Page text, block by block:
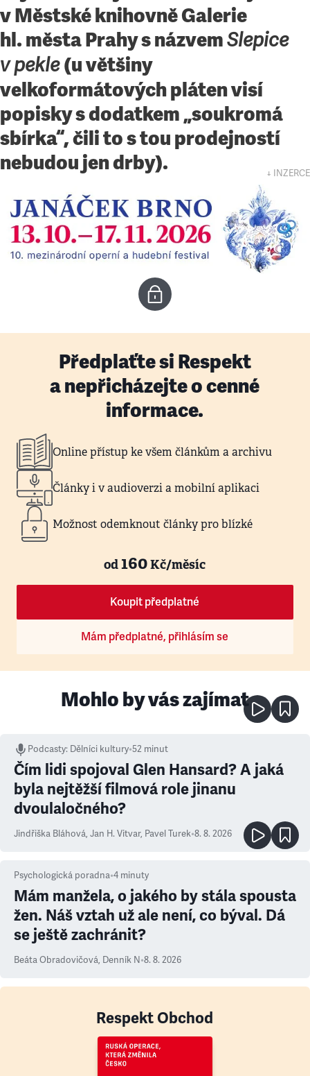
v Městské knihovně Galerie
hl. města Prahy s názvemSlepice
v pekle(u většiny
velkoformátových pláten visí
popisky s dodatkem „soukromá
sbírka“, čili to s tou prodejností
nebudou jen drby).
↓ INZERCE
Předplaťte si Respekt
a nepřicházejte o cenné
informace.
Online přístup ke všem článkům a archivu
Články i v audioverzi a mobilní aplikaci
Možnost odemknout články pro blízké
od160Kč/měsíc
Koupit předplatné
Mám předplatné, přihlásím se
Mohlo by vás zajímat
Podcasty: Dělníci kultury•52 minut
Čím lidi spojoval Glen Hansard? A jaká
byla nejtěžší filmová role jinanu
dvoulaločného?
Jindřiška Bláhová, Jan H. Vitvar, Pavel Turek•8. 8. 2026
Psychologická poradna•4 minuty
Mám manžela, o jakého by stála spousta
žen. Náš vztah už ale není, co býval. Dá
se ještě zachránit?
Beáta Obradovičová, Denník N•8. 8. 2026
Respekt Obchod